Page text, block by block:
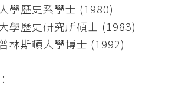
學歷史系學士 (1980)
學歷史研究所碩士 (1983)
林斯頓大學博士 (1992)